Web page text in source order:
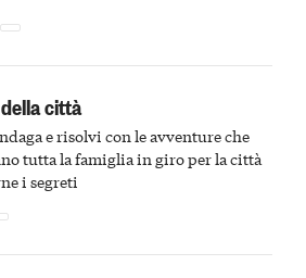
città
e risolvi con le avventure che
tutta la famiglia in giro per la città
i segreti